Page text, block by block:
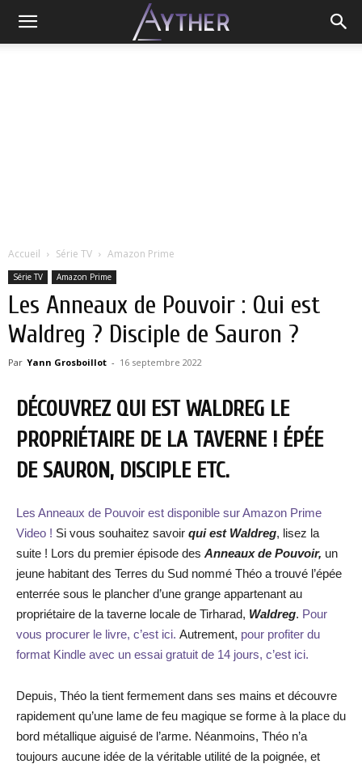
Accueil Série TV Amazon Prime
Série TV Amazon Prime
Les Anneaux de Pouvoir : Qui est
Waldreg ? Disciple de Sauron ?
Par Yann Grosboillot - 16 septembre 2022
DÉCOUVREZ QUI EST WALDREG LE
PROPRIÉTAIRE DE LA TAVERNE ! ÉPÉE
DE SAURON, DISCIPLE ETC.
Les Anneaux de Pouvoir est disponible sur Amazon Prime
Video ! Si vous souhaitez savoir qui est Waldreg, lisez la
suite ! Lors du premier épisode des Anneaux de Pouvoir, un
jeune habitant des Terres du Sud nommé Théo a trouvé l’épée
enterrée sous le plancher d’une grange appartenant au
propriétaire de la taverne locale de Tirharad, Waldreg. Pour
vous procurer le livre, c’est ici. Autrement, pour profiter du
format Kindle avec un essai gratuit de 14 jours, c’est ici.
Depuis, Théo la tient fermement dans ses mains et découvre
rapidement qu’une lame de feu magique se forme à la place du
bord métallique aiguisé de l’arme. Néanmoins, Théo n’a
toujours aucune idée de la véritable utilité de la poignée, et